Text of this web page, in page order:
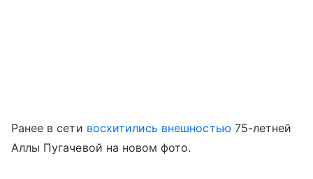
Ранее в сети восхитились внешностью 75-летней
Аллы Пугачевой на новом фото.